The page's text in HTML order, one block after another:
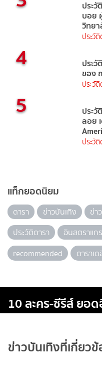
ประ
บอย
วิทย
ประวั
4 ประ
ของ
ประวั
5 ประ
ลอย เด็กไ
ประวั
แท็กยอดนิยม
ดารา ข่าวบันเทิง ข่า
ประวัติดารา
อินสตราแก
recommended
ดาราเด
10 ละคร-ซีรีส์ ยอ
ข่าวบันเทิงที่เกี่ยว